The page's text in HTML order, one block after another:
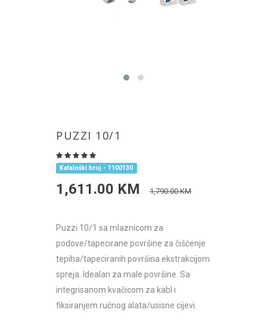
PUZZI 10/1
Kataloški broj - 1100130
1,611.00 KM 1,790.00 KM
Puzzi 10/1 sa mlaznicom za
podove/tapecirane površine za čišćenje
tepiha/tapeciranih površina ekstrakcijom
spreja. Idealan za male površine. Sa
integrisanom kvačicom za kabl i
fiksiranjem ručnog alata/usisne cijevi.